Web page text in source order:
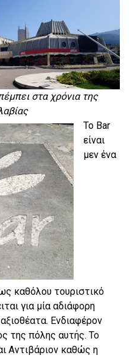
στα χρόνια της
Το Bar
είναι
μεν ένα
καθόλου τουριστικό
για μία αδιάφορη
Ενδιαφέρον
της πόλης αυτής. Το
Αντιβάριον καθώς η